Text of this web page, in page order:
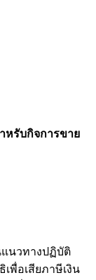
หรับกิจการขาย
วทางปฏิบัติ
พื่อเสียภาษีเงิน